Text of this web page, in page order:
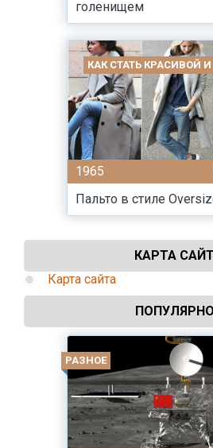
голенищем
КАК СТАТЬ КРАСИВОЙ
1965
Пальто в стиле
КАРТА
Карта сайта
РАЗНОЕ